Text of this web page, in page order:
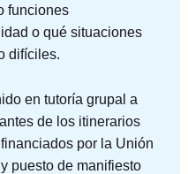
funciones
o qué situaciones
difíciles.
en tutoría grupal a
de los itinerarios
por la Unión
puesto de manifiesto